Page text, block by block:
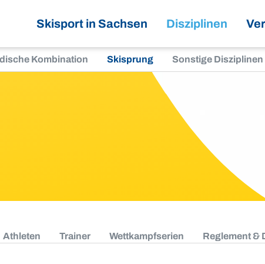
Skisport in Sachsen Disziplinen
Kombination Skisprung Sonstige Disziplinen
Athleten Trainer Wettkampfserien Reglement &